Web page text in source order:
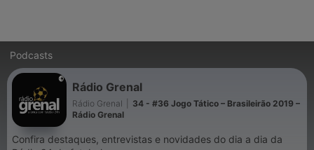
Podcasts
Rádio Grenal
Rádio Grenal
34 - #36 Jogo Tático – Brasileirão 2019 –
Rádio Grenal
Confira destaques, entrevistas e novidades do dia a dia da